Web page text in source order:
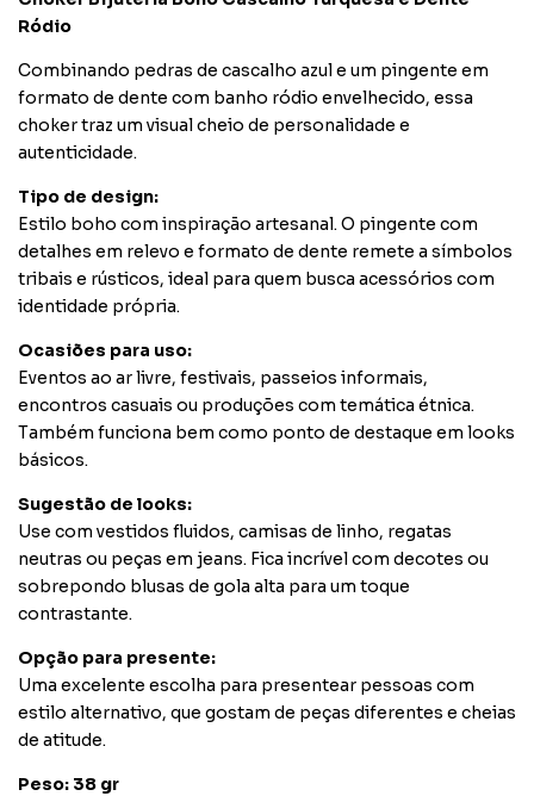
Ródio
Combinando pedras de cascalho azul e um pingente em
formato de dente com banho ródio envelhecido, essa
choker traz um visual cheio de personalidade e
autenticidade.
Tipo de design:
Estilo boho com inspiração artesanal. O pingente com
detalhes em relevo e formato de dente remete a símbolos
tribais e rústicos, ideal para quem busca acessórios com
identidade própria.
Ocasiões para uso:
Eventos ao ar livre, festivais, passeios informais,
encontros casuais ou produções com temática étnica.
Também funciona bem como ponto de destaque em looks
básicos.
Sugestão de looks:
Use com vestidos fluidos, camisas de linho, regatas
neutras ou peças em jeans. Fica incrível com decotes ou
sobrepondo blusas de gola alta para um toque
contrastante.
Opção para presente:
Uma excelente escolha para presentear pessoas com
estilo alternativo, que gostam de peças diferentes e cheias
de atitude.
Peso: 38 gr